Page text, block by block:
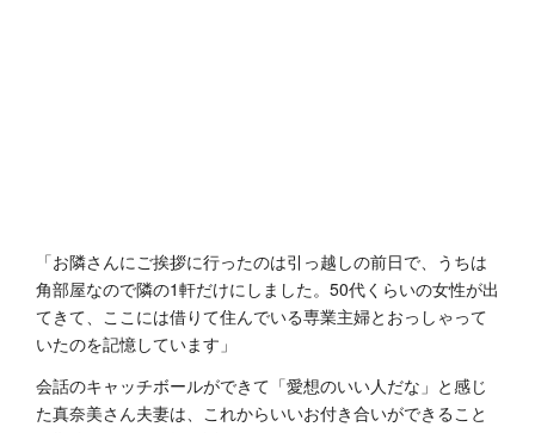
「お隣さんにご挨拶に行ったのは引っ越しの前日で、うちは
角部屋なので隣の1軒だけにしました。50代くらいの女性が出
てきて、ここには借りて住んでいる専業主婦とおっしゃって
いたのを記憶しています」
会話のキャッチボールができて「愛想のいい人だな」と感じ
た真奈美さん夫妻は、これからいいお付き合いができること